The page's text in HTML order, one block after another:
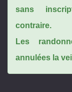
sans
contraire.
Les
annulées la